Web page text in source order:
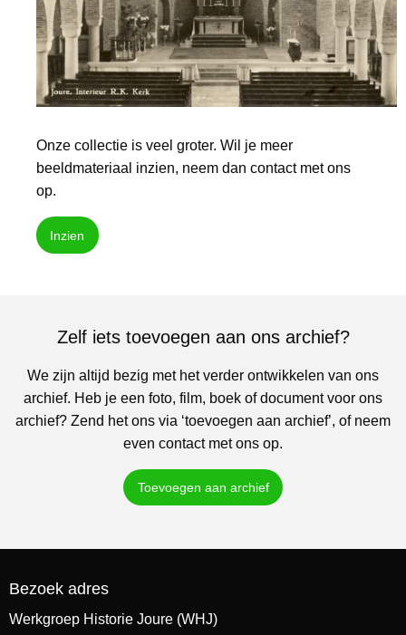
Onze collectie is veel groter. Wil je meer
beeldmateriaal inzien, neem dan contact met ons
op.
Inzien
Zelf iets toevoegen aan ons archief?
We zijn altijd bezig met het verder ontwikkelen van ons
archief. Heb je een foto, film, boek of document voor ons
archief? Zend het ons via ‘toevoegen aan archief’, of neem
even contact met ons op.
Toevoegen aan archief
Bezoek adres
Werkgroep Historie Joure (WHJ)